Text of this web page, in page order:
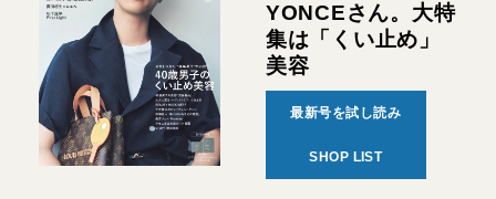
YONCEさん。大特
集は「くい止め」
美容
最新号を試し読み
SHOP LIST